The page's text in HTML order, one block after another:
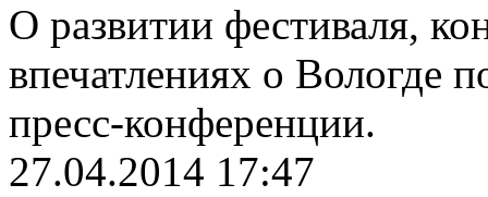
О развитии фестиваля,
впечатлениях о Вологде
пресс-конференции.
27.04.2014 17:47